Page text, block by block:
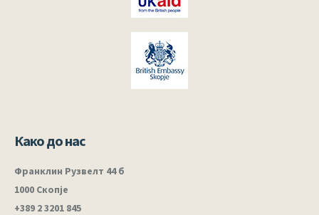
Како до нас
Франклин Рузвелт 44 б
1000 Скопје
+389 2 3201 845